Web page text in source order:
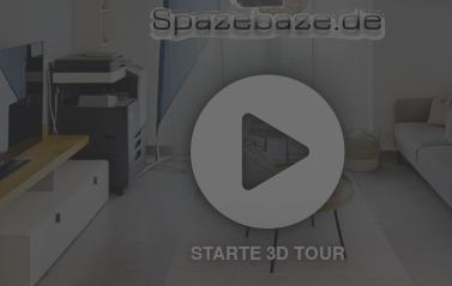
STARTE 3D TOUR
Mehr Informationen
Akzeptieren
powered by
Usercentrics Consent
Management Platform
eRecht24